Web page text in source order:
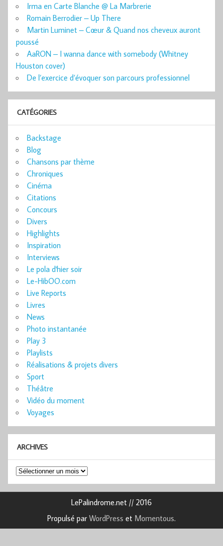
Irma en Carte Blanche @ La Marbrerie
Romain Berrodier – Up There
Martin Luminet – Cœur & Quand nos cheveux auront
poussé
AaRON – I wanna dance with somebody (Whitney
Houston cover)
De l’exercice d’évoquer son parcours professionnel
CATÉGORIES
Backstage
Blog
Chansons par thème
Chroniques
Cinéma
Citations
Concours
Divers
Highlights
Inspiration
Interviews
Le pola d'hier soir
Le-HibOO.com
Live Reports
Livres
News
Photo instantanée
Play 3
Playlists
Réalisations & projets divers
Sport
Théâtre
Vidéo du moment
Voyages
ARCHIVES
Archives
LePalindrome.net // 2016
Propulsé par WordPress et Momentous.